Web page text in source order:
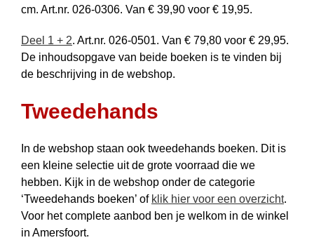
cm. Art.nr. 026-0306. Van € 39,90 voor € 19,95.
Deel 1 + 2. Art.nr. 026-0501. Van € 79,80 voor € 29,95.
De inhoudsopgave van beide boeken is te vinden bij
de beschrijving in de webshop.
Tweedehands
In de webshop staan ook tweede­hands boeken. Dit is
een kleine selectie uit de grote voorraad die we
hebben. Kijk in de webshop onder de categorie
‘Tweede­hands boeken’ of klik hier voor een overzicht.
Voor het complete aanbod ben je welkom in de winkel
in Amersfoort.